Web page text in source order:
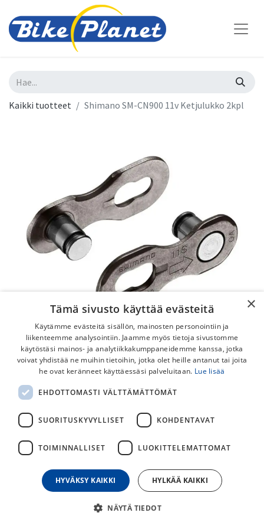
Kaikki tuotteet Shimano SM-CN900 11v Ketjulukko 2kpl
Shimano SM-CN900 11v Ketjulukko
2kpl
Shimano ketjulukko SM-CN900 11-vaihteisille Shimanon
ketjuille.
2kpl / paketti.
19,00€
×
Tämä sivusto käyttää evästeitä
Käytämme evästeitä sisällön, mainosten personointiin ja
liikenteemme analysointiin. Jaamme myös tietoja sivustomme
käytöstäsi mainos- ja analytiikkakumppaneidemme kanssa, jotka
voivat yhdistää ne muihin tietoihin, jotka olet heille antanut tai joita
he ovat keränneet käyttäessäsi palveluitaan. Lue lisää
EHDOTTOMASTI VÄLTTÄMÄTTÖMÄT
SUORITUSKYVYLLISET KOHDENTAVAT
TOIMINNALLISET LUOKITTELEMATTOMAT
HYVÄKSY KAIKKI HYLKÄÄ KAIKKI
NÄYTÄ TIEDOT